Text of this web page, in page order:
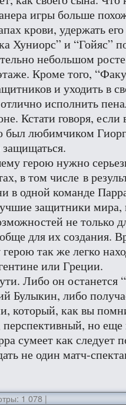
игры больше
крови, удержать
Хуниорс” и “Гойяс”
небольшом
Кроме того,
и уходить в
исполнить
Кстати говоря, если
был любимчиком
герою нужно
в том числе в
в одной команде
защитники мира,
не только
для их создания.
так же легко
или Греции.
Либо он останется
Булыкин, либо
который, как вы
но еще
сумеет как следует
не один матч-
1 078|